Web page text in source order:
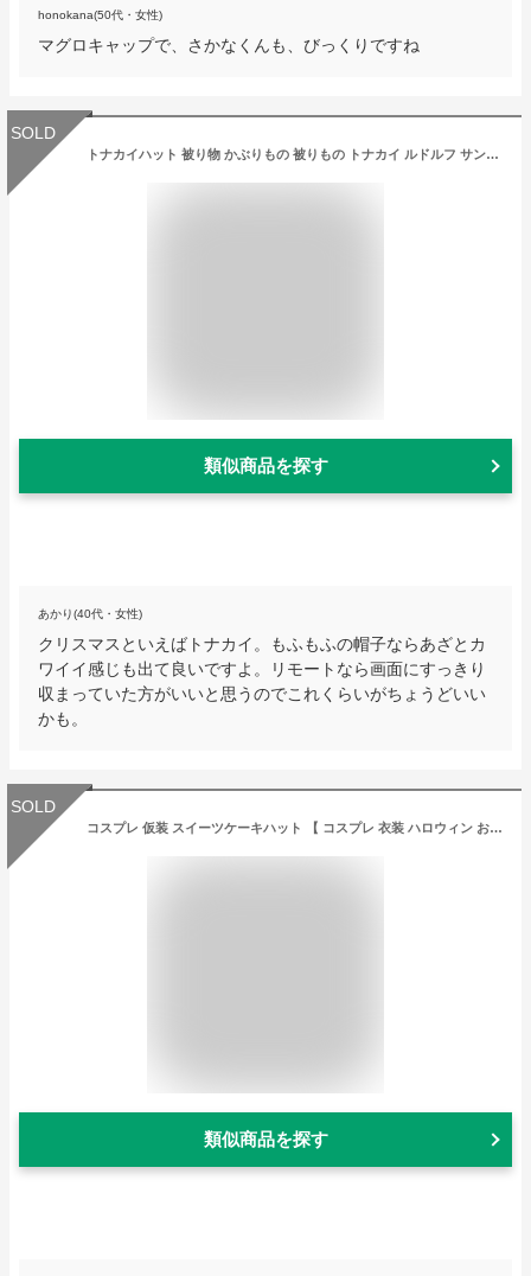
honokana(50代・女性)
マグロキャップで、さかなくんも、びっくりですね
SOLD
トナカイハット 被り物 かぶりもの 被りもの トナカイ ルドルフ サンタ トナカイ帽子 帽子 ツノ 耳 角 カラー ヘアアクセサリー ヘッド 頭 コスチューム コスプレ クリスマス 衣装 仮装 サンタコスプレ サンタ衣装 レッド 赤 パーティー イベント ハロウィン s-cs_6c910
類似商品を探す
あかり(40代・女性)
クリスマスといえばトナカイ。もふもふの帽子ならあざとカ
ワイイ感じも出て良いですよ。リモートなら画面にすっきり
収まっていた方がいいと思うのでこれくらいがちょうどいい
かも。
SOLD
コスプレ 仮装 スイーツケーキハット 【 コスプレ 衣装 ハロウィン おもしろ かぶりもの 面白い ケーキ 誕生日パーティー バースデーパーティー バースデーハット おもしろハット プチ仮装 変装グッズ おもしろキャップ イベント用品 パーティーグッズ 笑える 帽子 】
類似商品を探す